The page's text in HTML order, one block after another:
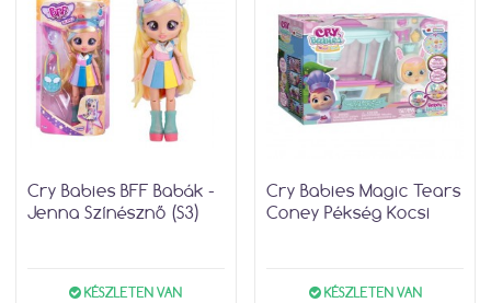
Cry Babies BFF Babák -
Jenna Színésznő (S3)
KÉSZLETEN VAN
Cry Babies Magic Tears
Coney Pékség Kocsi
KÉSZLETEN VAN